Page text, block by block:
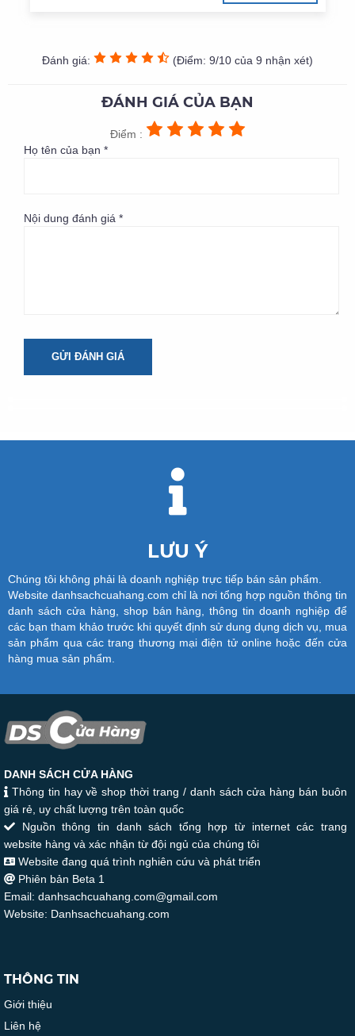
Đánh giá: (Điểm: 9/10 của 9 nhận xét)
ĐÁNH GIÁ CỦA BẠN
Điểm :
Họ tên của bạn *
Nội dung đánh giá *
GỬI ĐÁNH GIÁ
LƯU Ý
Chúng tôi không phải là doanh nghiệp trực tiếp bán sản phẩm.
Website danhsachcuahang.com chỉ là nơi tổng hợp nguồn thông tin
danh sách cửa hàng, shop bán hàng, thông tin doanh nghiệp để
các bạn tham khảo trước khi quyết định sử dung dụng dịch vụ, mua
sản phẩm qua các trang thương mại điện tử online hoặc đến cửa
hàng mua sản phẩm.
DANH SÁCH CỬA HÀNG
Thông tin hay về shop thời trang / danh sách cửa hàng bán buôn
giá rẻ, uy chất lượng trên toàn quốc
Nguồn thông tin danh sách tổng hợp từ internet các trang
website hàng và xác nhận từ đội ngủ của chúng tôi
Website đang quá trình nghiên cứu và phát triển
Phiên bản Beta 1
Email: danhsachcuahang.com@gmail.com
Website: Danhsachcuahang.com
THÔNG TIN
Giới thiệu
Liên hệ